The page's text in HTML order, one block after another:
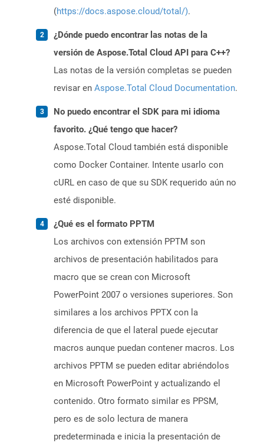
(https://docs.aspose.cloud/total/).
¿Dónde puedo encontrar las notas de la
versión de Aspose.Total Cloud API para C++?
Las notas de la versión completas se pueden
revisar en Aspose.Total Cloud Documentation.
No puedo encontrar el SDK para mi idioma
favorito. ¿Qué tengo que hacer?
Aspose.Total Cloud también está disponible
como Docker Container. Intente usarlo con
cURL en caso de que su SDK requerido aún no
esté disponible.
¿Qué es el formato PPTM
Los archivos con extensión PPTM son
archivos de presentación habilitados para
macro que se crean con Microsoft
PowerPoint 2007 o versiones superiores. Son
similares a los archivos PPTX con la
diferencia de que el lateral puede ejecutar
macros aunque puedan contener macros. Los
archivos PPTM se pueden editar abriéndolos
en Microsoft PowerPoint y actualizando el
contenido. Otro formato similar es PPSM,
pero es de solo lectura de manera
predeterminada e inicia la presentación de